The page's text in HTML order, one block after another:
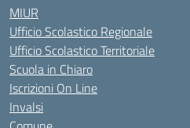
MIUR
Ufficio Scolastico Regionale
Ufficio Scolastico Territoriale
Scuola in Chiaro
Iscrizioni On Line
Invalsi